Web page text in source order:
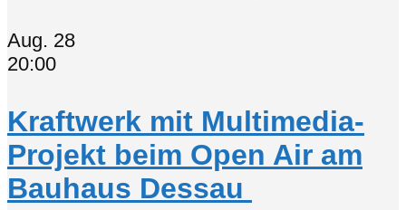
Aug. 28
20:00
Kraftwerk mit Multimedia-
Projekt beim Open Air am
Bauhaus Dessau